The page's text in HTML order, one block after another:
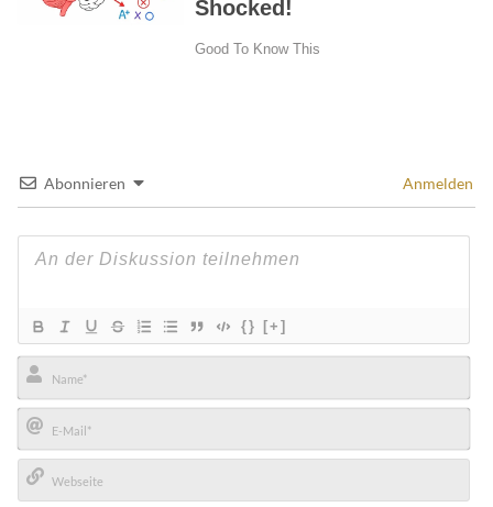
Abonnieren Anmelden
{} [+]
Name*
E-
Mail*